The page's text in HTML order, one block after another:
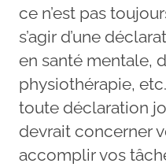
ce n’est pas
s’agir d’une
en santé mentale,
physiothérapie,
toute déclaration
devrait concerner
accomplir vos